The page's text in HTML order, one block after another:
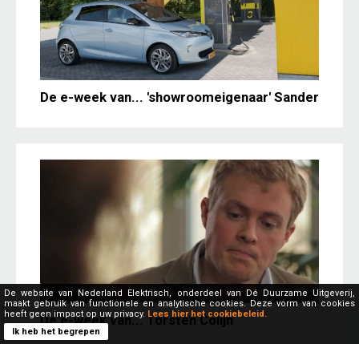
De e-week van... 'showroomeigenaar' Sander
De e-week van... Torsten Colijn
De website van Nederland Elektrisch, onderdeel van Dé Duurzame Uitgeverij,
maakt gebruik van functionele en analytische cookies. Deze vorm van cookies
heeft geen impact op uw privacy. Lees hier het cookiebeleid.
Ik heb het begrepen